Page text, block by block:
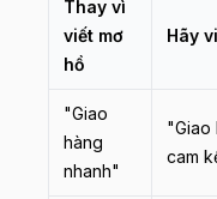
Thay vì
viết mơ
hồ
Hãy
"Giao
hàng
nhanh"
"Giao
cam